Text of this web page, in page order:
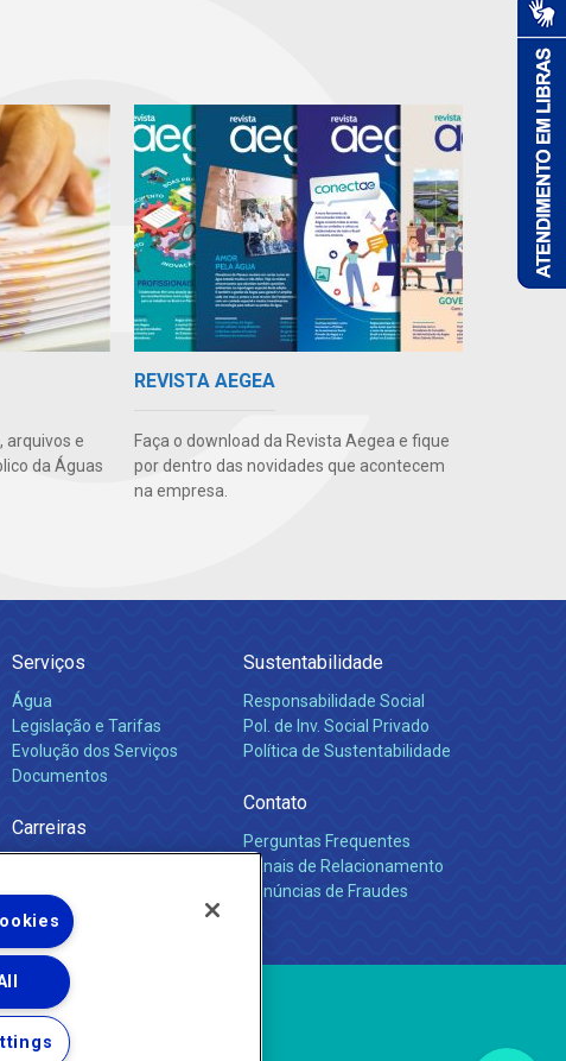
arquivos e
da Águas
REVISTA AEGEA
Faça o download da Revista Aegea e fique
por dentro das novidades que acontecem
na empresa.
Serviços
Água
Legislação e Tarifas
Evolução dos Serviços
Documentos
Carreiras
Sustentabilidade
Responsabilidade Social
Pol. de Inv. Social Privado
Política de Sustentabilidade
Contato
Perguntas Frequentes
Canais de Relacionamento
Denúncias de Fraudes